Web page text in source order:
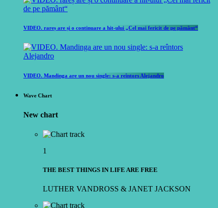
VIDEO. rareș are și o continuare a hit-ului „Cel mai fericit de pe pământ“
VIDEO. Mandinga are un nou single: s-a reîntors Alejandro
Wave Chart
New chart
1
THE BEST THINGS IN LIFE ARE FREE
LUTHER VANDROSS & JANET JACKSON